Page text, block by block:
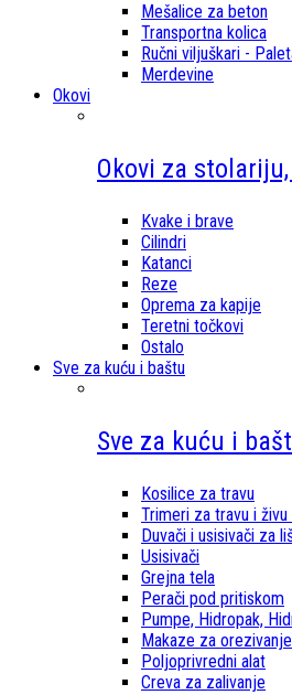
Mešalice za beton
Transportna kolica
Ručni viljuškari -
Merdevine
Okovi
Okovi za
Kvake i brave
Cilindri
Katanci
Reze
Oprema za kapije
Teretni točkovi
Ostalo
Sve za kuću i baštu
Sve za kuću i
Kosilice za travu
Trimeri za travu i živu
Duvači i usisivači za
Usisivači
Grejna tela
Perači pod pritiskom
Pumpe, Hidropak,
Makaze za orezivanje
Poljoprivredni alat
Creva za zalivanje